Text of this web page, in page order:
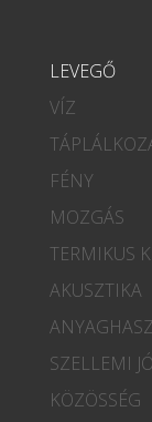
LEVEGŐ
VÍZ
FÉNY
MOZGÁS
TERMIKUS
AKUSZTIKA
SZELLEMI
KÖZÖSSÉG